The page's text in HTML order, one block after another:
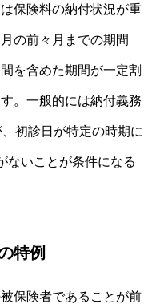
保険料の納付状況が重
の前々月までの期間
を含めた期間が一定割
。一般的には納付義務
初診日が特定の時期に
ないことが条件になる
特例
保険者であることが前